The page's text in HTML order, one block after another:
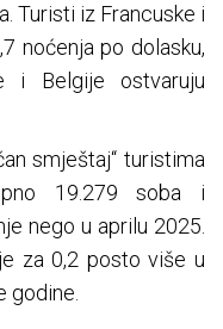
Turisti iz Francuske i
noćenja po dolasku,
i Belgije ostvaruju
smještaj“ turistima
19.279 soba i
nego u aprilu 2025.
za 0,2 posto više u
godine.